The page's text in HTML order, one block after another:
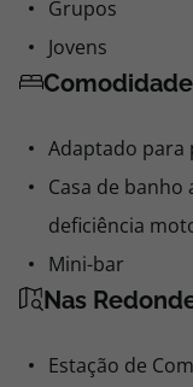
Grupos
Jovens
Adaptado para
Casa de
deficiência
Mini-bar
Nas
Estação de